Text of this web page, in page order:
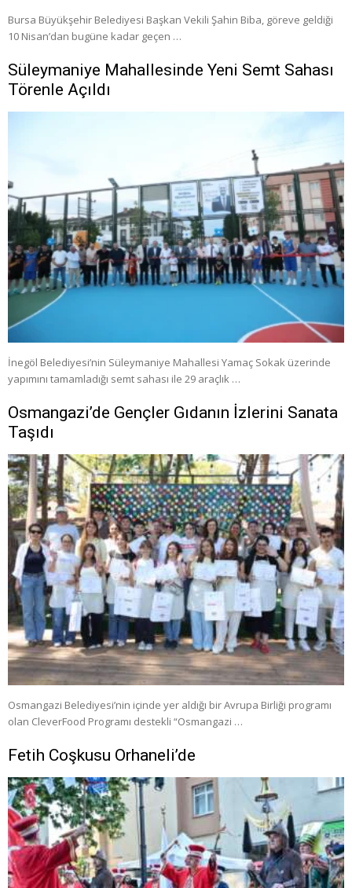
Bursa Büyükşehir Belediyesi Başkan Vekili Şahin Biba, göreve geldiği
10 Nisan’dan bugüne kadar geçen …
Süleymaniye Mahallesinde Yeni Semt Sahası
Törenle Açıldı
İnegöl Belediyesi’nin Süleymaniye Mahallesi Yamaç Sokak üzerinde
yapımını tamamladığı semt sahası ile 29 araçlık …
Osmangazi’de Gençler Gıdanın İzlerini Sanata
Taşıdı
Osmangazi Belediyesi’nin içinde yer aldığı bir Avrupa Birliği programı
olan CleverFood Programı destekli “Osmangazi …
Fetih Coşkusu Orhaneli’de